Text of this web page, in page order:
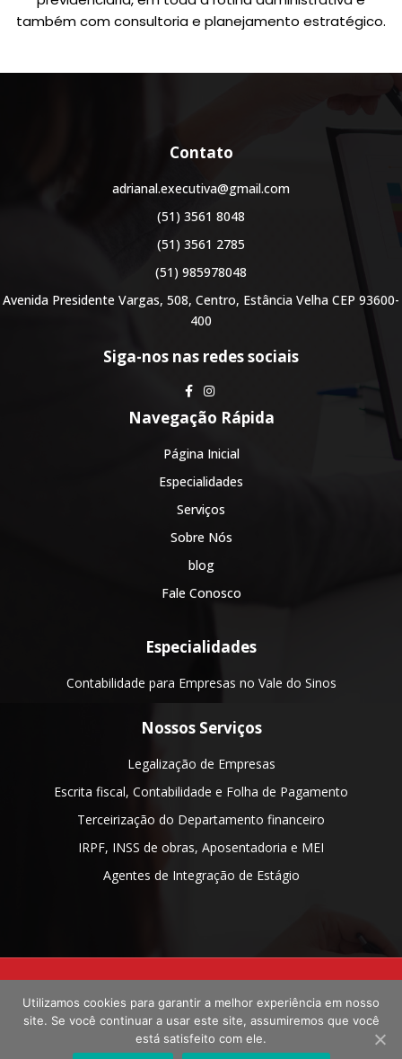
também com consultoria e planejamento estratégico.
Contato
adrianal.executiva@gmail.com
(51) 3561 8048
(51) 3561 2785
(51) 985978048
Avenida Presidente Vargas, 508, Centro, Estância Velha CEP 93600-
400
Siga-nos nas redes sociais
Navegação Rápida
Página Inicial
Especialidades
Serviços
Sobre Nós
blog
Fale Conosco
Especialidades
Contabilidade para Empresas no Vale do Sinos
Nossos Serviços
Legalização de Empresas
Escrita fiscal, Contabilidade e Folha de Pagamento
Terceirização do Departamento financeiro
IRPF, INSS de obras, Aposentadoria e MEI
Agentes de Integração de Estágio
Contabilidade em Estância Velha/ RS- EXECUTIVA ASSESSORIA
CONTABIL LTDA
Site Contábil feito com 💙 por
Utilizamos cookies para garantir a melhor experiência em nosso
site. Se você continuar a usar este site, assumiremos que você
está satisfeito com ele.